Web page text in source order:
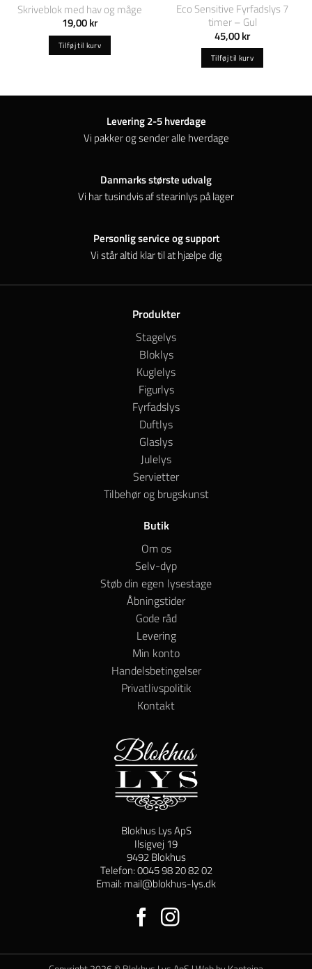
Skriveblok med hav og måge
19,00kr
Tilføj til kurv
Eco Sensitive Fyrfadslys 7
timer – Gul
45,00kr
Tilføj til kurv
Levering 2-5 hverdage
Vi pakker og sender alle hverdage
Danmarks største udvalg
Vi har tusindvis af stearinlys på lager
Personlig service og support
Vi står altid klar til at hjælpe dig
Blokhus Lys ApS
Ilsigvej 19
9492 Blokhus
Telefon: 0045 98 20 82 02
Email: mail@blokhus-lys.dk
Produkter
Stagelys
Bloklys
Kuglelys
Figurlys
Fyrfadslys
Duftlys
Glaslys
Julelys
Servietter
Tilbehør og brugskunst
Butik
Om os
Selv-dyp
Støb din egen lysestage
Åbningstider
Gode råd
Levering
Min konto
Handelsbetingelser
Privatlivspolitik
Kontakt